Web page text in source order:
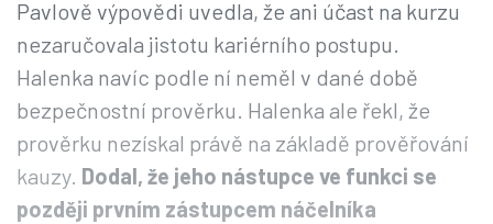
Pavlově výpovědi uvedla, že ani účast na kurzu
nezaručovala jistotu kariérního postupu.
Halenka navíc podle ní neměl v dané době
bezpečnostní prověrku. Halenka ale řekl, že
prověrku nezískal právě na základě prověřování
kauzy. Dodal, že jeho nástupce ve funkci se
později prvním zástupcem náčelníka